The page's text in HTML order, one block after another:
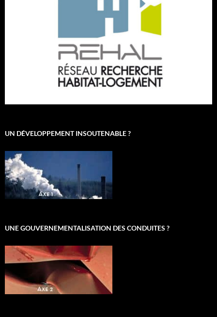
UN DÉVELOPPEMENT INSOUTENABLE ?
UNE GOUVERNEMENTALISATION DES CONDUITES ?